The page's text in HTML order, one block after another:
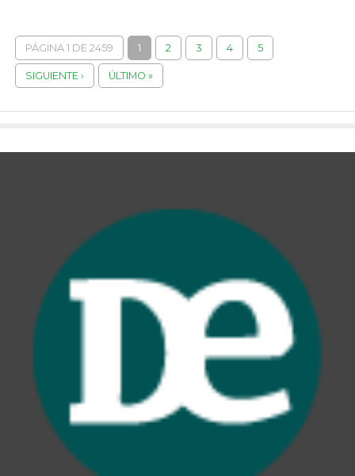
PÁGINA 1 DE 2459 1 2 3 4 5
SIGUIENTE › ÚLTIMO »